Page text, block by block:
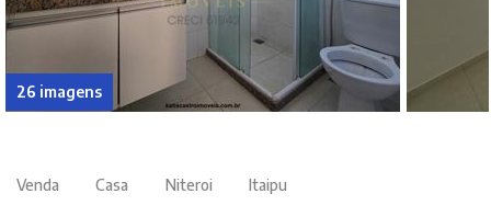
26 imagens
Venda Casa Niteroi Itaipu